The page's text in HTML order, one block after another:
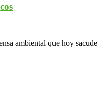
ambiental que hoy sacude